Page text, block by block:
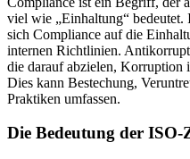
viel wie „Einhaltung“ bedeutet.
sich Compliance auf die
internen Richtlinien.
die darauf abzielen, Korruption
Dies kann Bestechung,
Praktiken umfassen.
Die Bedeutung der